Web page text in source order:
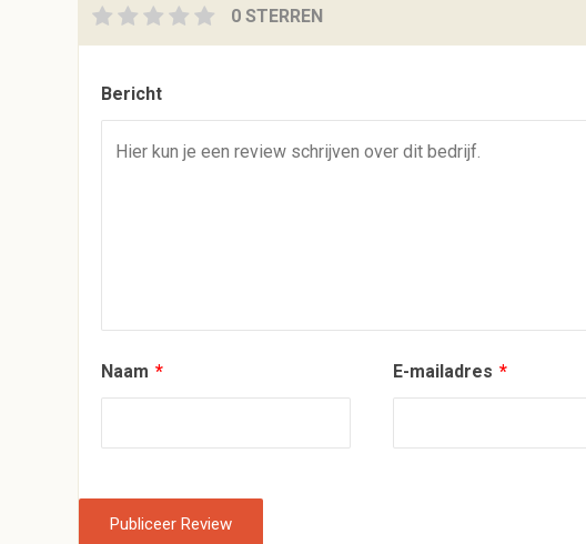
0 STERREN
Bericht
Naam * E-mailadres *